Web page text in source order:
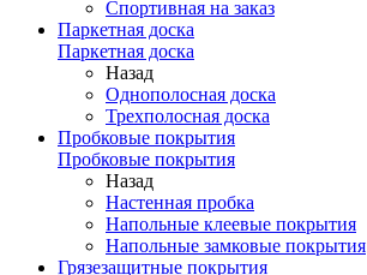
Спортивная на заказ
Паркетная доска
Паркетная доска
Назад
Однополосная доска
Трехполосная доска
Пробковые покрытия
Пробковые покрытия
Назад
Настенная пробка
Напольные клеевые покрытия
Напольные замковые покрытия
Грязезащитные покрытия